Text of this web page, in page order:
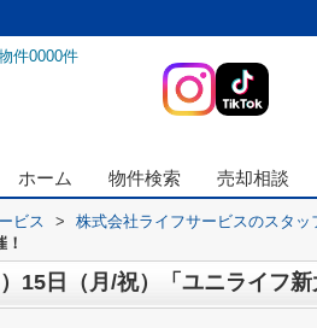
件0000件
ホーム 物件検索 売却相談
ビス > 株式会社ライフサービスのスタッ
15日（月/祝）「ユニライフ